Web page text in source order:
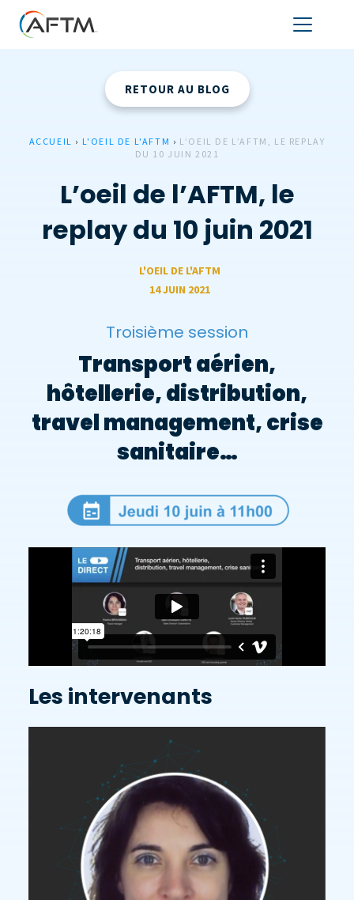
RETOUR AU BLOG
ACCUEIL › L'OEIL DE L'AFTM › L’OEIL DE L’AFTM, LE REPLAY
DU 10 JUIN 2021
L’oeil de l’AFTM, le
replay du 10 juin 2021
L'OEIL DE L'AFTM
14 JUIN 2021
Troisième session
Transport aérien,
hôtellerie, distribution,
travel management, crise
sanitaire…
Les intervenants